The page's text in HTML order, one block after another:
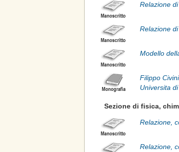
Relazione
Relazione
Modello
Filippo
Universita
Sezione di fisica,
Relazione,
Relazione,